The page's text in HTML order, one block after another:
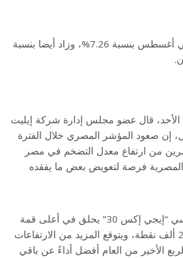
واستأنف المؤشر الارتفاعات في أغسطس بنسبة 7.26%، وزاد أيضا بنسبة
الأحد، قال عضو مجلس إدارة شركة إيليت
إن صعود المؤشر المصري خلال الفترة
من ارتفاع معدل التضخم في مصر
المصرية فرصة لتعويض بعض ما يفقده
وأضاف كمال إن المؤشر الرئيسي “إيجي إكس 30” يحلق في أعلى قمة
له على الإطلاق فوق مستوى 20 ألف نقطة، ويتوقع المزيد من الارتفاعات
الأخير من العام أفضل أداءً عن باقي